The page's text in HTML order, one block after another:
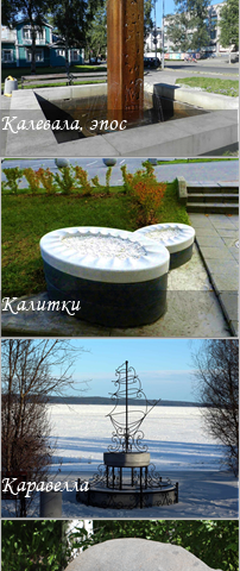
Калевала, эпос
Калитки
Каравелла